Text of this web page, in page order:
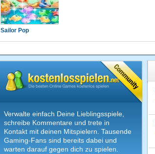
Sailor Pop
Verwalte einfach Deine Lieblingsspiele,
schreibe Kommentare und trete in
Kontakt mit deinen Mitspielern. Tausende
Gaming-Fans sind bereits dabei und
warten darauf gegen dich zu spielen.